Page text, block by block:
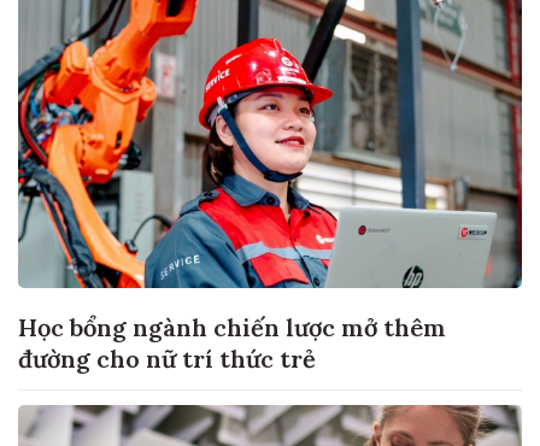
Học bổng ngành chiến lược mở thêm
đường cho nữ trí thức trẻ